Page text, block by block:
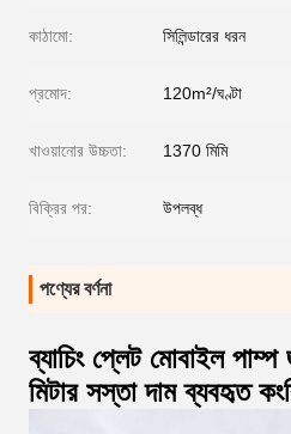
কাঠামো: সিলিন্ডারের ধরন
প্রমোদ: 120m²/ঘণ্টা
খাওয়ানোর উচ্চতা: 1370 মিমি
বিক্রির পর: উপলব্ধ
পণ্যের বর্ণনা
ব্যাচিং প্লেট মোবাইল
মিটার সস্তা দাম ব্যবহৃত